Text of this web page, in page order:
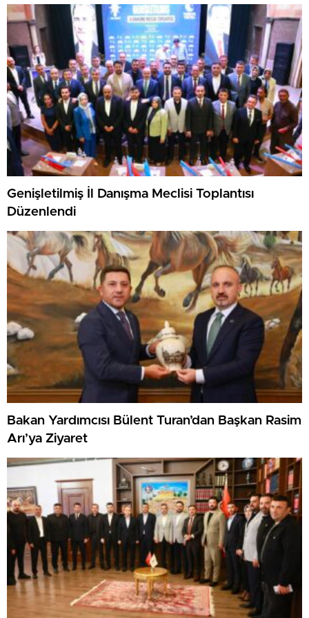
Genişletilmiş İl Danışma Meclisi Toplantısı
Düzenlendi
Bakan Yardımcısı Bülent Turan’dan Başkan Rasim
Arı’ya Ziyaret